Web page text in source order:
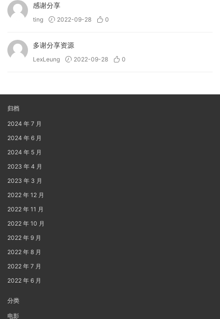
感谢分享
ting 2022-09-28 0
多谢分享资源
LexLeung 2022-09-28 0
归档
2024 年 7 月
2024 年 6 月
2024 年 5 月
2023 年 4 月
2023 年 3 月
2022 年 12 月
2022 年 11 月
2022 年 10 月
2022 年 9 月
2022 年 8 月
2022 年 7 月
2022 年 6 月
分类
电影